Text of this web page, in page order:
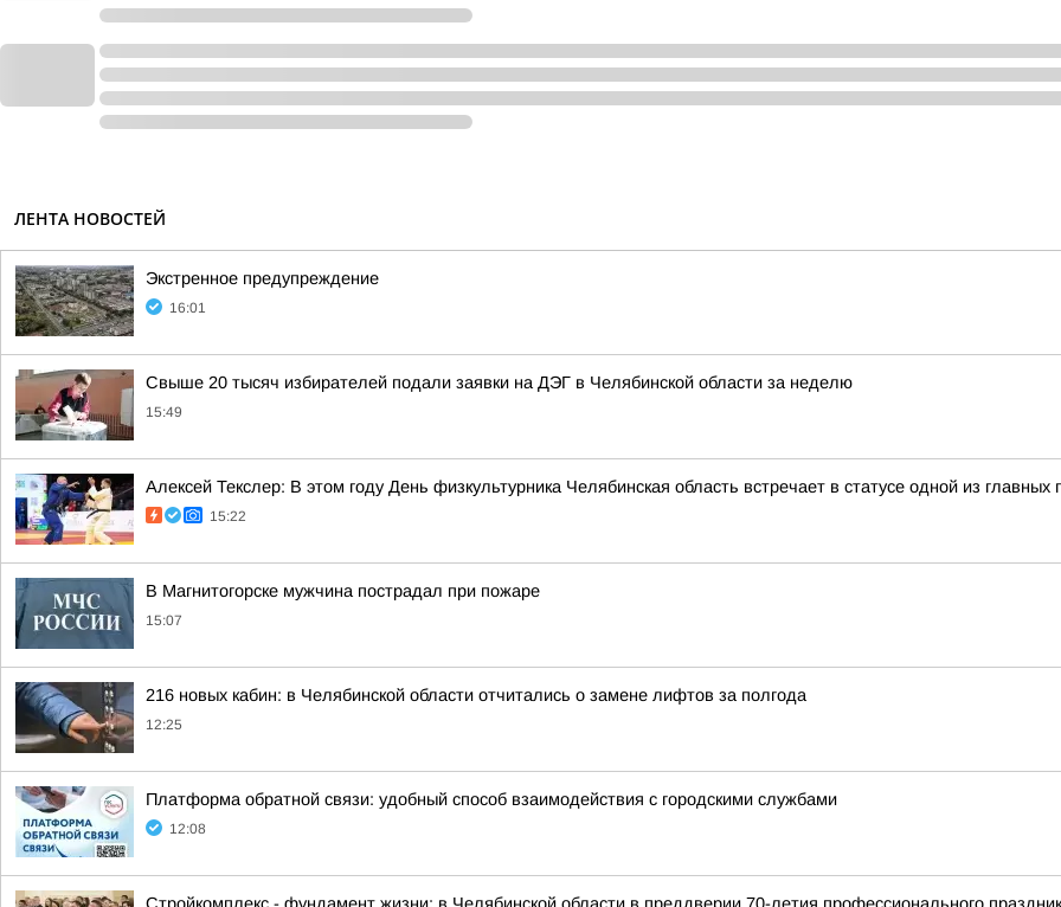
ЛЕНТА НОВОСТЕЙ
Экстренное предупреждение
16:01
Свыше 20 тысяч избирателей подали заявки на ДЭГ в Челябинской области за неделю
15:49
Алексей Текслер: В этом году День физкультурника Челябинская область встречает в статусе одной из
15:22
В Магнитогорске мужчина пострадал при пожаре
15:07
216 новых кабин: в Челябинской области отчитались о замене лифтов за полгода
12:25
Платформа обратной связи: удобный способ взаимодействия с городскими службами
12:08